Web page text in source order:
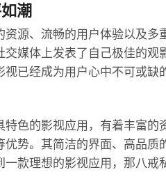
潮
资源、流畅的用户体验以及
交媒体上发表了自己极佳的
已经成为用户心中不可或缺
色的影视应用，有着丰富
势。其简洁的界面、高品
款理想的影视应用，那八戒